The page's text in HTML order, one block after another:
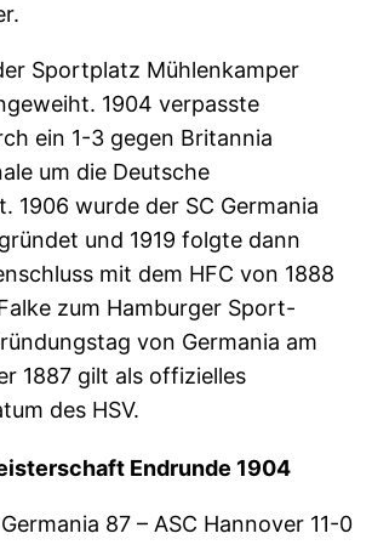
Sportplatz Mühlenkamper
1904 verpasste
ein 1-3 gegen Britannia
um die Deutsche
1906 wurde der SC Germania
und 1919 folgte dann
mit dem HFC von 1888
zum Hamburger Sport-
von Germania am
1887 gilt als offizielles
des HSV.
Endrunde 1904
87 – ASC Hannover 11-0